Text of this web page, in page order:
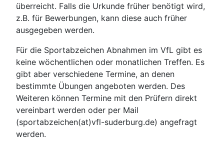
überreicht. Falls die Urkunde früher benötigt wird,
z.B. für Bewerbungen, kann diese auch früher
ausgegeben werden.
Für die Sportabzeichen Abnahmen im VfL gibt es
keine wöchentlichen oder monatlichen Treffen. Es
gibt aber verschiedene Termine, an denen
bestimmte Übungen angeboten werden. Des
Weiteren können Termine mit den Prüfern direkt
vereinbart werden oder per Mail
(sportabzeichen(at)vfl-suderburg.de) angefragt
werden.